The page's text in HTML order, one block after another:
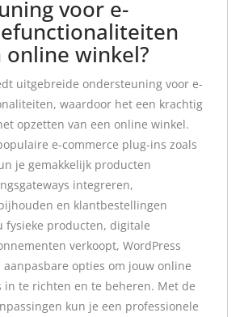
voor e-
winkel?
uitgebreide ondersteuning voor e-
waardoor het een krachtig
opzetten van een online winkel.
e-commerce plug-ins zoals
je gemakkelijk producten
integreren,
en klantbestellingen
fysieke producten, digitale
verkoopt, WordPress
opties om jouw online
in te richten en te beheren. Met de
kun je een professionele